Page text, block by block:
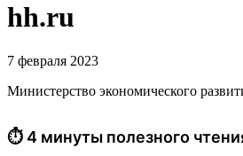
hh.ru
7 февраля 2023
Министерство экономического
⏱ 4 минуты полезного